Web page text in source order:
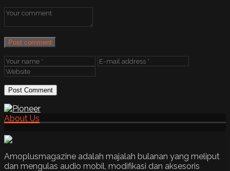
Post comment
About Us
Amoplusmagazine adalah majalah bulanan yang meliput
dan mengulas audio mobil, modifikasi dan aksesoris